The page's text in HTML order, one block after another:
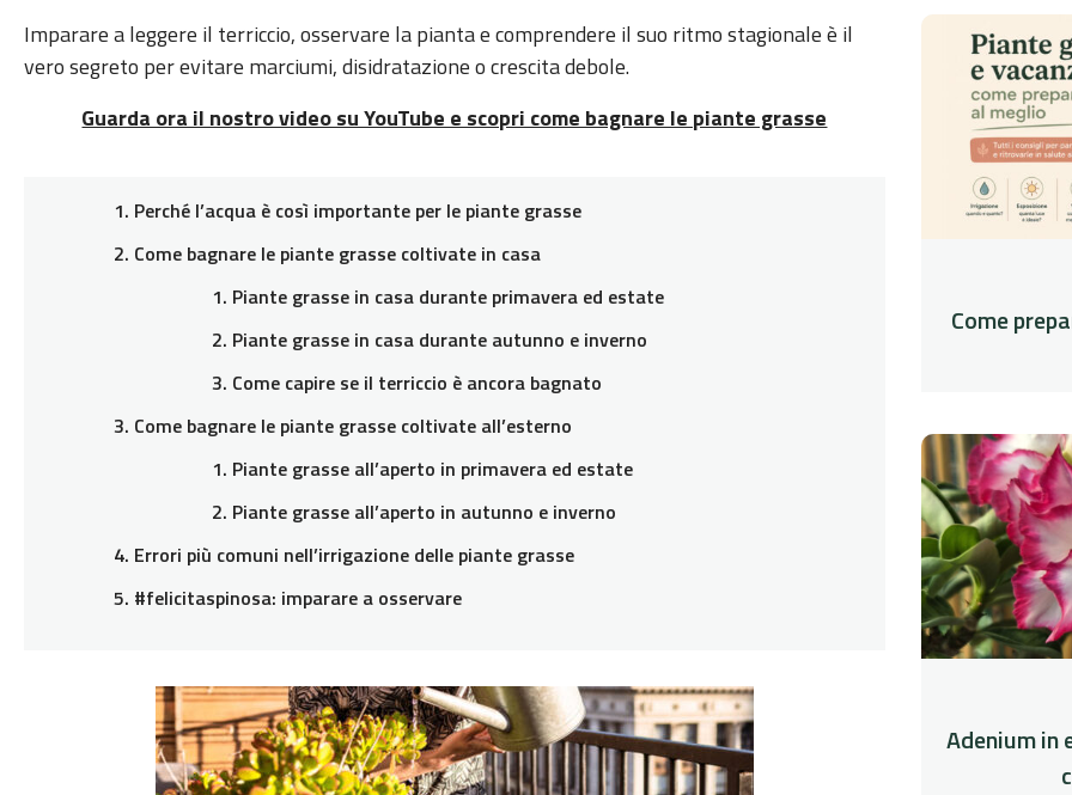
Imparare a leggere il terriccio, osservare la pianta e comprendere il suo ritmo stagionale è il
vero segreto per evitare marciumi, disidratazione o crescita debole.
Guarda ora il nostro video su YouTube e scopri come bagnare le piante grasse
Perché l’acqua è così importante per le piante grasse
Come bagnare le piante grasse coltivate in casa
Piante grasse in casa durante primavera ed estate
Piante grasse in casa durante autunno e inverno
Come capire se il terriccio è ancora bagnato
Come bagnare le piante grasse coltivate all’esterno
Piante grasse all’aperto in primavera ed estate
Piante grasse all’aperto in autunno e inverno
Errori più comuni nell’irrigazione delle piante grasse
#felicitaspinosa: imparare a osservare
Come
Adenium in